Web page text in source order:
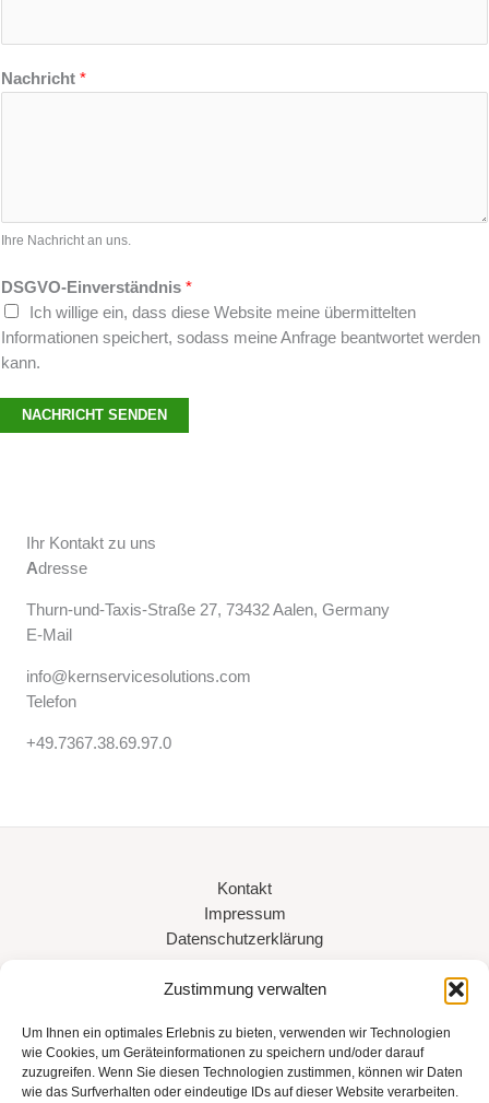
Zustimmung verwalten
Um Ihnen ein optimales Erlebnis zu bieten, verwenden wir Technologien
wie Cookies, um Geräteinformationen zu speichern und/oder darauf
zuzugreifen. Wenn Sie diesen Technologien zustimmen, können wir Daten
wie das Surfverhalten oder eindeutige IDs auf dieser Website verarbeiten.
Nachricht *
Ihre Nachricht an uns.
DSGVO-Einverständnis *
Ich willige ein, dass diese Website meine übermittelten
Informationen speichert, sodass meine Anfrage beantwortet werden
kann.
NACHRICHT SENDEN
Ihr Kontakt zu uns
Adresse
Thurn-und-Taxis-Straße 27, 73432 Aalen, Germany
E-Mail
info@kernservicesolutions.com
Telefon
+49.7367.38.69.97.0
Kontakt
Impressum
Datenschutzerklärung
Kern Service Solutions GmbH
73432 Aalen
Telefon: +49.7367.386.9970
E-Mail: info@kernservicesolutions.com